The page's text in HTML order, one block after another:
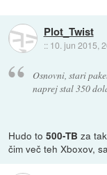
Plot_Twist
:: 10. jun 2015,
Osnovni, stari
naprej stal 350
Hudo to500-TB za
čim več teh Xboxov,